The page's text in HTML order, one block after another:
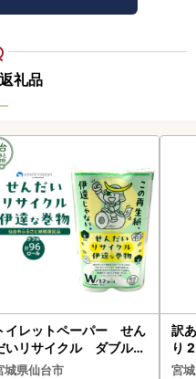
礼品
イレットペーパー せん
いリサイクル ダブル9
ール｜トイレット
城県仙台市
訳
り
鮭
宮